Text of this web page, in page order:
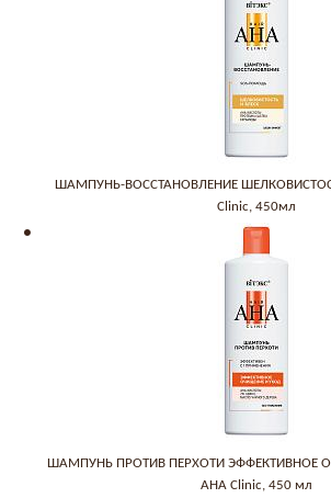
ШАМПУНЬ-ВОССТАНОВЛЕНИЕ
Clinic, 450мл
ШАМПУНЬ ПРОТИВ ПЕРХОТИ ЭФФЕКТИВНОЕ
AHA Clinic, 450 мл